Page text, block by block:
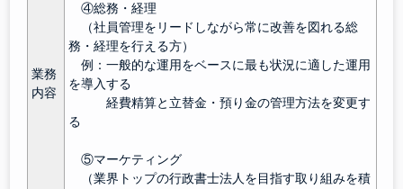
業務
内容
④総務・経理
（社員管理をリードしながら常に改善を図れる総
務・経理を行える方）
例：一般的な運用をベースに最も状況に適した運用
を導入する
経費精算と立替金・預り金の管理方法を変更す
る
⑤マーケティング
（業界トップの行政書士法人を目指す取り組みを積